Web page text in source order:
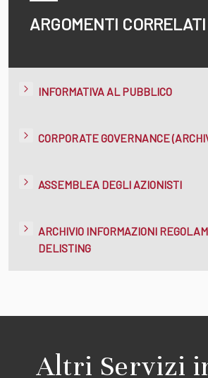
ARGOMENTI CORRELATI
INFORMATIVA AL PUBBLICO
CORPORATE GOVERNANCE
ASSEMBLEA DEGLI AZIONISTI
ARCHIVIO INFORMAZIONI
DELISTING
Altri Servizi